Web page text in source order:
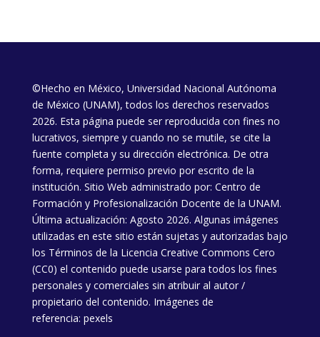
©Hecho en México, Universidad Nacional Autónoma
de México (UNAM), todos los derechos reservados
2026. Esta página puede ser reproducida con fines no
lucrativos, siempre y cuando no se mutile, se cite la
fuente completa y su dirección electrónica. De otra
forma, requiere permiso previo por escrito de la
institución. Sitio Web administrado por: Centro de
Formación y Profesionalización Docente de la UNAM.
Última actualización: Agosto 2026. Algunas imágenes
utilizadas en este sitio están sujetas y autorizadas bajo
los Términos de la Licencia Creative Commons Cero
(CC0) el contenido puede usarse para todos los fines
personales y comerciales sin atribuir al autor /
propietario del contenido. Imágenes de
referencia: pexels